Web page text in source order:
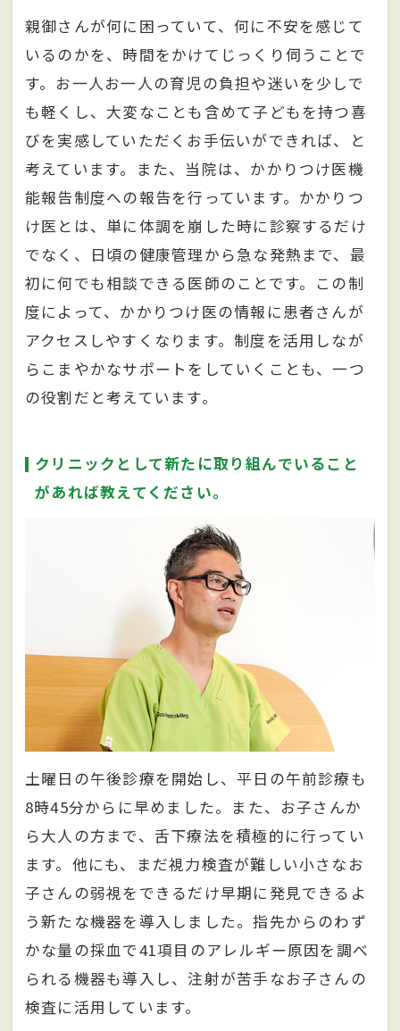
親御さんが何に困っていて、何に不安を感じて
いるのかを、時間をかけてじっくり伺うことで
す。お一人お一人の育児の負担や迷いを少しで
も軽くし、大変なことも含めて子どもを持つ喜
びを実感していただくお手伝いができれば、と
考えています。また、当院は、かかりつけ医機
能報告制度への報告を行っています。かかりつ
け医とは、単に体調を崩した時に診察するだけ
でなく、日頃の健康管理から急な発熱まで、最
初に何でも相談できる医師のことです。この制
度によって、かかりつけ医の情報に患者さんが
アクセスしやすくなります。制度を活用しなが
らこまやかなサポートをしていくことも、一つ
の役割だと考えています。
クリニックとして新たに取り組んでいること
があれば教えてください。
土曜日の午後診療を開始し、平日の午前診療も
8時45分からに早めました。また、お子さんか
ら大人の方まで、舌下療法を積極的に行ってい
ます。他にも、まだ視力検査が難しい小さなお
子さんの弱視をできるだけ早期に発見できるよ
う新たな機器を導入しました。指先からのわず
かな量の採血で41項目のアレルギー原因を調べ
られる機器も導入し、注射が苦手なお子さんの
検査に活用しています。